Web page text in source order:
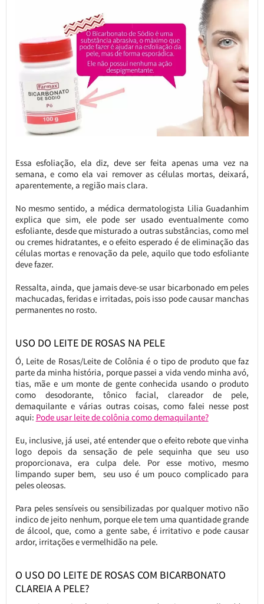
Essa esfoliação, ela diz, deve ser feita apenas uma vez na
semana, e como ela vai remover as células mortas, deixará,
aparentemente, a região mais clara.
No mesmo sentido, a médica dermatologista Lilia Guadanhim
explica que sim, ele pode ser usado eventualmente como
esfoliante, desde que misturado a outras substâncias, como mel
ou cremes hidratantes, e o efeito esperado é de eliminação das
células mortas e renovação da pele, aquilo que todo esfoliante
deve fazer.
Ressalta, ainda, que jamais deve-se usar bicarbonado em peles
machucadas, feridas e irritadas, pois isso pode causar manchas
permanentes no rosto.
USO DO LEITE DE ROSAS NA PELE
Ó, Leite de Rosas/Leite de Colônia é o tipo de produto que faz
parte da minha história, porque passei a vida vendo minha avó,
tias, mãe e um monte de gente conhecida usando o produto
como desodorante, tônico facial, clareador de pele,
demaquilante e várias outras coisas, como falei nesse post
aqui: Pode usar leite de colônia como demaquilante?
Eu, inclusive, já usei, até entender que o efeito rebote que vinha
logo depois da sensação de pele sequinha que seu uso
proporcionava, era culpa dele. Por esse motivo, mesmo
limpando super bem, seu uso é um pouco complicado para
peles oleosas.
Para peles sensíveis ou sensibilizadas por qualquer motivo não
indico de jeito nenhum, porque ele tem uma quantidade grande
de álcool, que, como a gente sabe, é irritativo e pode causar
ardor, irritações e vermelhidão na pele.
O USO DO LEITE DE ROSAS COM BICARBONATO
CLAREIA A PELE?